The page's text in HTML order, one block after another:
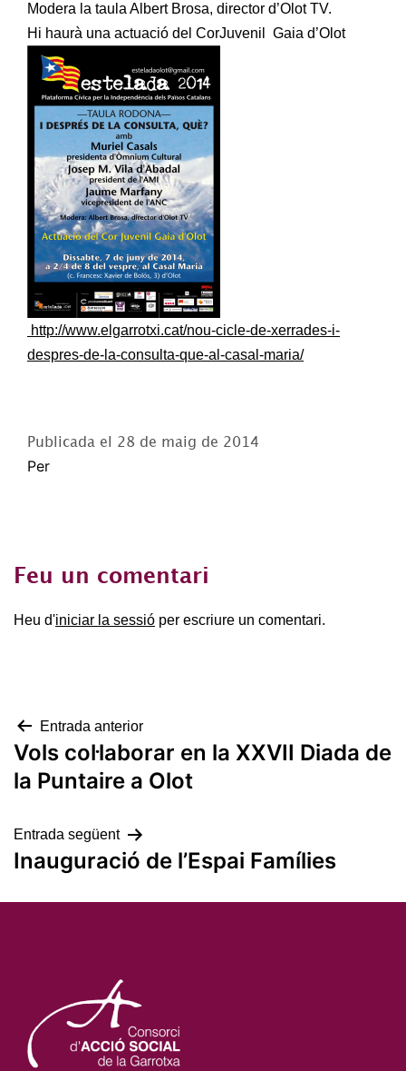
Modera la taula Albert Brosa, director d’Olot TV.
Hi haurà una actuació del CorJuvenil Gaia d’Olot
http://www.elgarrotxi.cat/nou-cicle-de-xerrades-i-
despres-de-la-consulta-que-al-casal-maria/
Publicada el 28 de maig de 2014
Per
Feu un comentari
Heu d'iniciar la sessió per escriure un comentari.
Navegació
d'entrades
Entrada anterior
Vols col·laborar en la XXVII Diada de
la Puntaire a Olot
Entrada següent
Inauguració de l’Espai Famílies